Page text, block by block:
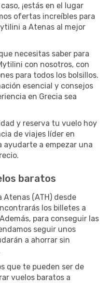
¡estás en el lugar
ofertas increíbles para
a Atenas al mejor
necesitas saber para
con nosotros, con
para todos los bolsillos.
esencial y consejos
en Grecia sea
y reserva tu vuelo hoy
de viajes líder en
ayudarte a empezar una
baratos
Atenas (ATH) desde
los billetes a
para conseguir las
seguir unos
a ahorrar sin
que te pueden ser de
vuelos baratos a